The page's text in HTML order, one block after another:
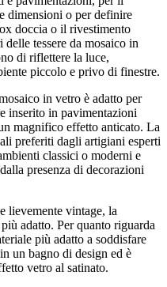
dimensioni o per definire
doccia o il rivestimento
tessere da mosaico in
di riflettere la luce,
piccolo e privo di finestre.
in vetro è adatto per
inserito in pavimentazioni
magnifico effetto anticato. La
preferiti dagli artigiani esperti
classici o moderni e
presenza di decorazioni
lievemente vintage, la
adatto. Per quanto riguarda
più adatto a soddisfare
un bagno di design ed è
vetro al satinato.